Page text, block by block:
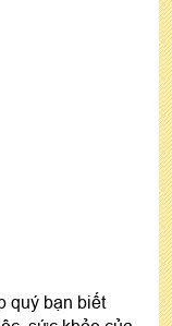
quý bạn biết